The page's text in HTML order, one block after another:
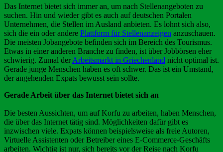
Das Internet bietet sich immer an, um nach Stellenangeboten zu
suchen. Hin und wieder gibt es auch auf deutschen Portalen
Unternehmen, die Stellen im Ausland anbieten. Es lohnt sich also,
sich die ein oder andere Plattform für Stellenanzeigen anzuschauen.
Die meisten Jobangebote befinden sich im Bereich des Tourismus.
Etwas in einer anderen Branche zu finden, ist über Jobbörsen eher
schwierig. Zumal derArbeitsmarkt in Griechenland nicht optimal ist.
Gerade junge Menschen haben es oft schwer. Das ist ein Umstand,
der angehenden Expats bewusst sein sollte.
Gerade Arbeit über das Internet bietet sich an
Die besten Aussichten, um auf Korfu zu arbeiten, haben Menschen,
die über das Internet tätig sind. Möglichkeiten dafür gibt es
inzwischen viele. Expats können beispielsweise als freie Autoren,
Virtuelle Assistenten oder Betreiber eines E-Commerce-Geschäfts
arbeiten. Wichtig ist nur, sich bereits vor der Reise nach Korfu